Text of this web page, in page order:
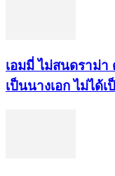
เอมมี่ ไม่สนดราม่
เป็นนางเอก ไม่ได้